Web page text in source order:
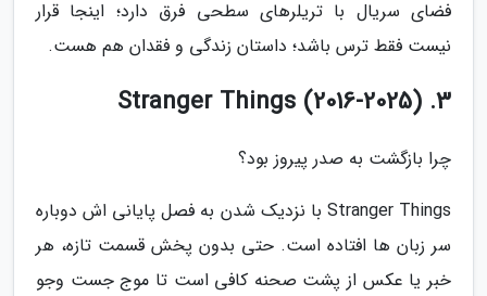
فضای سریال با تریلرهای سطحی فرق دارد؛ اینجا قرار
نیست فقط ترس باشد؛ داستان زندگی و فقدان هم هست.
3. Stranger Things (2016-2025)
چرا بازگشت به صدر پیروز بود؟
Stranger Things با نزدیک شدن به فصل پایانی اش دوباره
سر زبان ها افتاده است. حتی بدون پخش قسمت تازه، هر
خبر یا عکس از پشت صحنه کافی است تا موج جست وجو